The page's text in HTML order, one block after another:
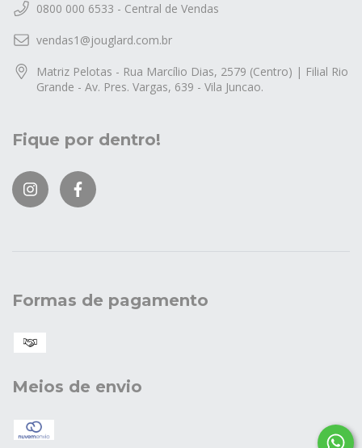
0800 000 6533 - Central de Vendas
vendas1@jouglard.com.br
Matriz Pelotas - Rua Marcílio Dias, 2579 (Centro) | Filial Rio
Grande - Av. Pres. Vargas, 639 - Vila Juncao.
Fique por dentro!
Formas de pagamento
Meios de envio